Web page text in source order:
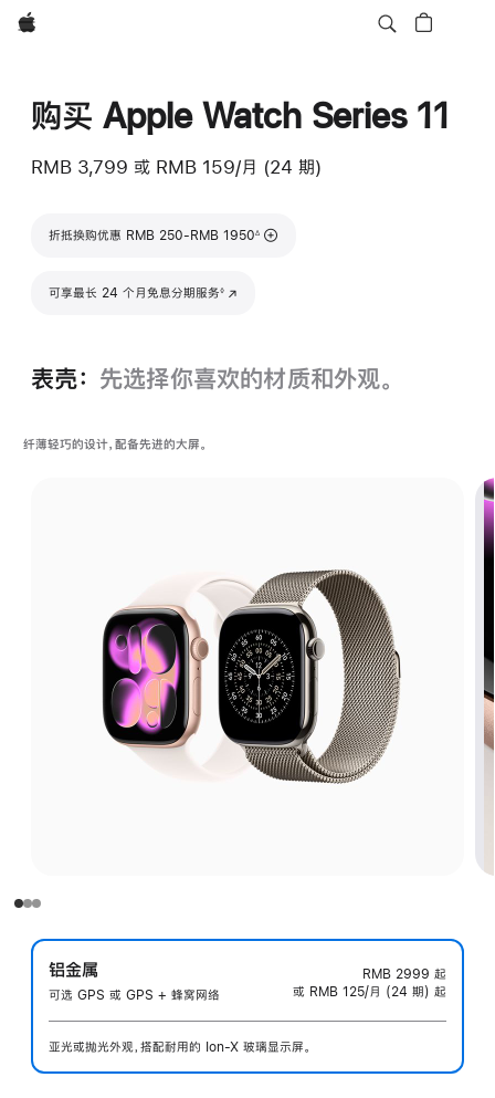
Apple
购买 Apple Watch Series 11
RMB 3,799 或 RMB 159/月 (24 期)
折抵换购优惠 RMB 250-RMB 1950
脚注
∆
可享最长 24 个月免息分期服务◊
(在新窗口中打开)
表壳： 先选择你喜欢的材质和外观。
纤薄轻巧的设计，配备先进的大屏。
铝金属
可选 GPS 或 GPS + 蜂窝网络
RMB 2999 起
或 RMB 125/月 (24 期) 起
亚光或抛光外观，搭配耐用的 Ion-X 玻璃显示屏。